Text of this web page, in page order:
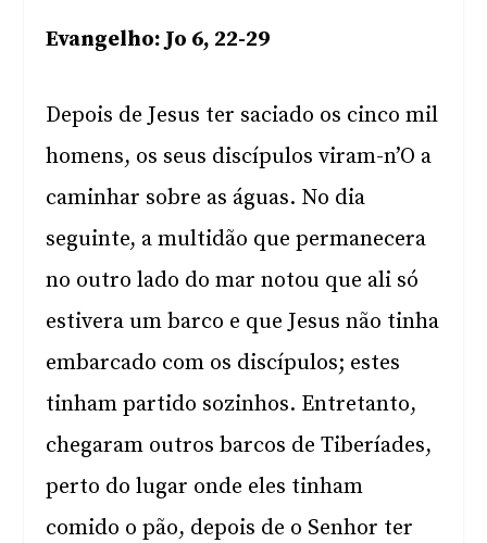
Evangelho: Jo 6, 22-29
Depois de Jesus ter saciado os cinco mil
homens, os seus discípulos viram-n’O a
caminhar sobre as águas. No dia
seguinte, a multidão que permanecera
no outro lado do mar notou que ali só
estivera um barco e que Jesus não tinha
embarcado com os discípulos; estes
tinham partido sozinhos. Entretanto,
chegaram outros barcos de Tiberíades,
perto do lugar onde eles tinham
comido o pão, depois de o Senhor ter